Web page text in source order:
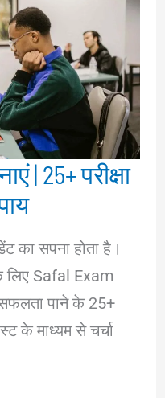
| 25+ परीक्षा
का सपना होता है।
Safal Exam
सफलता पाने के 25+
के माध्यम से चर्चा